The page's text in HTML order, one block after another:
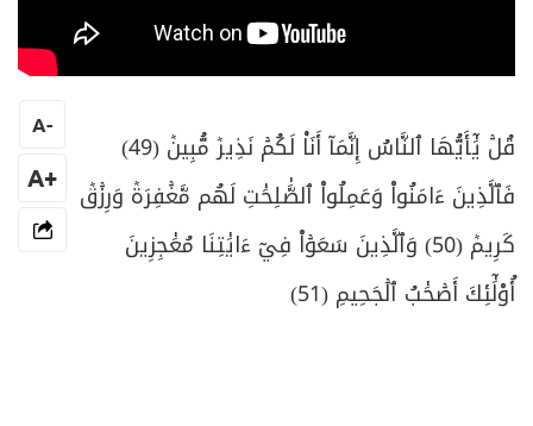
قُلۡ يَٰٓأَيُّهَا ٱلنَّاسُ إِنَّمَآ أَنَا۠ لَكُمۡ نَذِيرٞ مُّبِينٞ (49)
فَٱلَّذِينَ ءَامَنُواْ وَعَمِلُواْ ٱلصَّٰلِحَٰتِ لَهُم مَّغۡفِرَةٞ وَرِزۡقٞ
كَرِيمٞ (50) وَٱلَّذِينَ سَعَوۡاْ فِيٓ ءَايَٰتِنَا مُعَٰجِزِينَ
أُوْلَٰٓئِكَ أَصۡحَٰبُ ٱلۡجَحِيمِ (51)
-
A
+A